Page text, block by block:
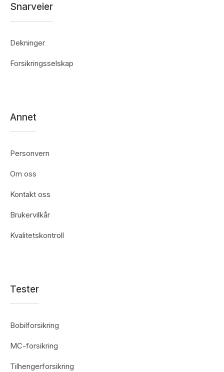
Snarveier
Dekninger
Forsikringsselskap
Annet
Personvern
Om oss
Kontakt oss
Brukervilkår
Kvalitetskontroll
Tester
Bobilforsikring
MC-forsikring
Tilhengerforsikring